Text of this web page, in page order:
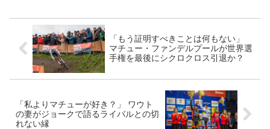
「もう証明すべきことは何もない」
マチュー・ファンデルプールが世界選
手権を最後にシクロクロス引退か？
「私よりマチューが好き？」 ワウト
の妻がジョークで語るライバルとの切
れない縁